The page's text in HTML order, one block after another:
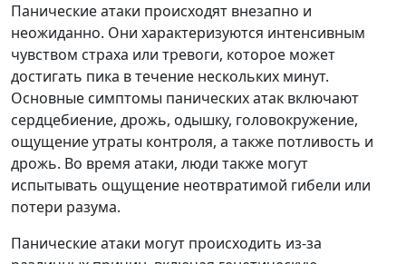
Панические атаки происходят внезапно и
неожиданно. Они характеризуются интенсивным
чувством страха или тревоги, которое может
достигать пика в течение нескольких минут.
Основные симптомы панических атак включают
сердцебиение, дрожь, одышку, головокружение,
ощущение утраты контроля, а также потливость и
дрожь. Во время атаки, люди также могут
испытывать ощущение неотвратимой гибели или
потери разума.
Панические атаки могут происходить из-за